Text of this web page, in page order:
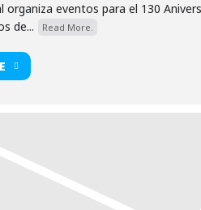
organiza eventos para el 130
de...
Read More.